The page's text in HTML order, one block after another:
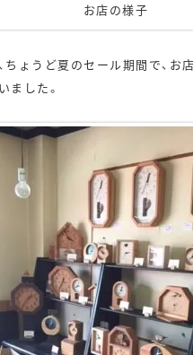
お店の様子
ちょうど夏のセール期間で、お
ました。